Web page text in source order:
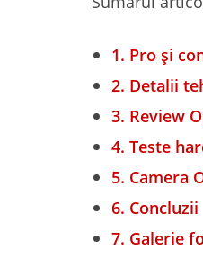
1. Pro și
2. Detalii
3. Review
4. Teste
5. Camera
6. Concluzii
7. Galerie